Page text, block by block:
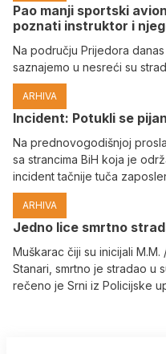
Pao manji sportski
poznati instruktor i
Na području Prijedora
saznajemo u nesreći su
ARHIVA
Incident: Potukli se
Na prednovogodišnjoj
sa strancima BiH koja je
incident tačnije tuča
ARHIVA
Јedno lice smrtno
Muškarac čiji su inicijali
Stanari, smrtno je stradao u
rečeno je Srni iz Policijske